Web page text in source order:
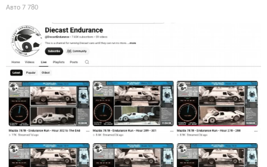
Авто 7 780